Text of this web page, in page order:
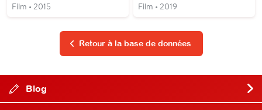
Film • 2015 Film • 2019
Retour à la base de données
Blog